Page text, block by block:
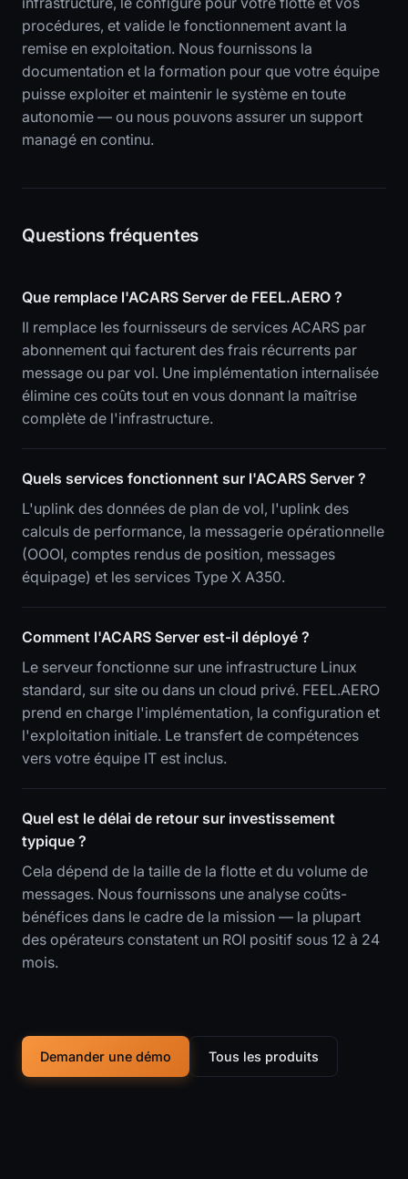
procédures, et valide le fonctionnement avant la
remise en exploitation. Nous fournissons la
documentation et la formation pour que votre équipe
puisse exploiter et maintenir le système en toute
autonomie — ou nous pouvons assurer un support
managé en continu.
Questions fréquentes
Que remplace l'ACARS Server de FEEL.AERO ?
Il remplace les fournisseurs de services ACARS par
abonnement qui facturent des frais récurrents par
message ou par vol. Une implémentation internalisée
élimine ces coûts tout en vous donnant la maîtrise
complète de l'infrastructure.
Quels services fonctionnent sur l'ACARS Server ?
L'uplink des données de plan de vol, l'uplink des
calculs de performance, la messagerie opérationnelle
(OOOI, comptes rendus de position, messages
équipage) et les services Type X A350.
Comment l'ACARS Server est-il déployé ?
Le serveur fonctionne sur une infrastructure Linux
standard, sur site ou dans un cloud privé. FEEL.AERO
prend en charge l'implémentation, la configuration et
l'exploitation initiale. Le transfert de compétences
vers votre équipe IT est inclus.
Quel est le délai de retour sur investissement
typique ?
Cela dépend de la taille de la flotte et du volume de
messages. Nous fournissons une analyse coûts-
bénéfices dans le cadre de la mission — la plupart
des opérateurs constatent un ROI positif sous 12 à 24
mois.
Demander une démo Tous les produits